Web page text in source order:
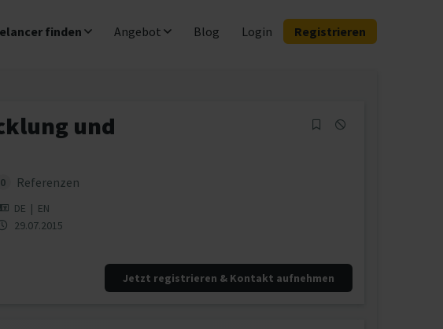
finden Angebot Blog Login Registrieren
und
0 Referenzen
DE | EN
29.07.2015
Jetzt registrieren & Kontakt aufnehmen